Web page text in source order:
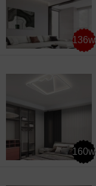
136w
160w